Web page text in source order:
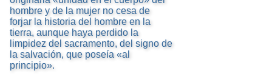
hombre y de la mujer no cesa de
forjar la historia del hombre en la
tierra, aunque haya perdido la
limpidez del sacramento, del signo de
la salvación, que poseía «al
principio».